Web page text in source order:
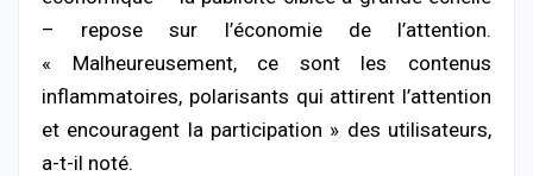
– repose sur l’économie de l’attention.
« Malheureusement, ce sont les contenus
inflammatoires, polarisants qui attirent l’attention
et encouragent la participation » des utilisateurs,
a-t-il noté.